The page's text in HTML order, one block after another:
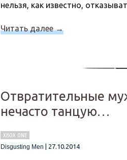
нельзя, как известно,
Читать далее→
Отвратительные
нечасто танцую…
XBOX ONE
Disgusting Men
27.10.2014